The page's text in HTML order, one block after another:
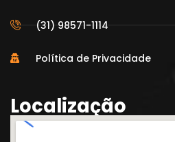
(31) 98571-1114
Política de Privacidade
Localização